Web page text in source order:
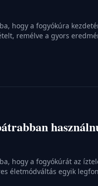
hogy a fogyókúra
remélve a gyors
szerint
a tápanyagok megfelelő
hogy a fogyókúrát az
életmódváltás egyik